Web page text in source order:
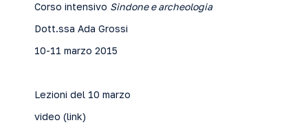
Corso intensivo Sindone e archeologia
Dott.ssa Ada Grossi
10-11 marzo 2015
Lezioni del 10 marzo
video (link)